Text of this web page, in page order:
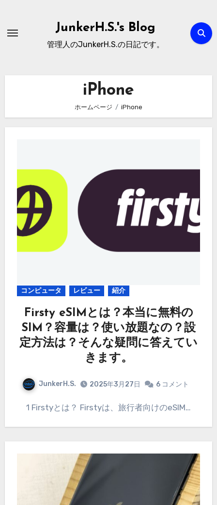
JunkerH.S.'s Blog
管理人のJunkerH.S.の日記です。
iPhone
ホームページ iPhone
コンピュータ レビュー 紹介
Firsty eSIMとは？本当に無料の
SIM？容量は？使い放題なの？設
定方法は？そんな疑問に答えてい
きます。
JunkerH.S. 2025年3月27日 6 コメント
1 Firstyとは？ Firstyは、旅行者向けのeSIM…